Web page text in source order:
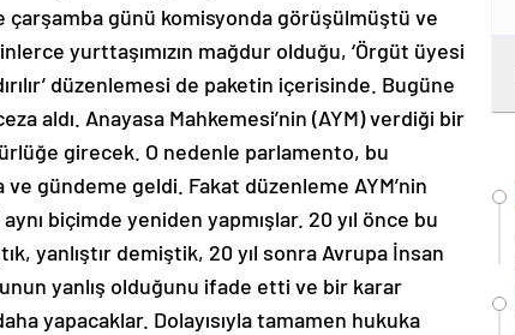
çarşamba günü komisyonda görüşülmüştü ve
yurttaşımızın mağdur olduğu, ‘Örgüt üyesi
düzenlemesi de paketin içerisinde. Bugüne
aldı. Anayasa Mahkemesi’nin (AYM) verdiği bir
girecek. O nedenle parlamento, bu
gündeme geldi. Fakat düzenleme AYM’nin
biçimde yeniden yapmışlar. 20 yıl önce bu
yanlıştır demiştik, 20 yıl sonra Avrupa İnsan
yanlış olduğunu ifade etti ve bir karar
yapacaklar. Dolayısıyla tamamen hukuka